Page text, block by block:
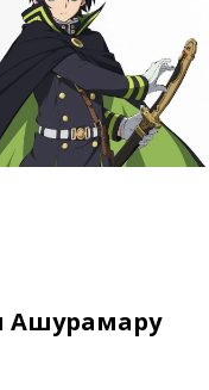
Ашурамару